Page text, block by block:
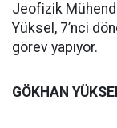
Jeofizik
Yüksel, 7’nci
görev yapıyor.
GÖKHAN